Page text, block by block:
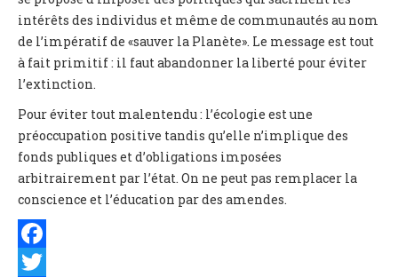
intérêts des individus et même de communautés au nom
de l’impératif de «sauver la Planète». Le message est tout
à fait primitif : il faut abandonner la liberté pour éviter
l’extinction.
Pour éviter tout malentendu : l’écologie est une
préoccupation positive tandis qu’elle n’implique des
fonds publiques et d’obligations imposées
arbitrairement par l’état. On ne peut pas remplacer la
conscience et l’éducation par des amendes.
Facebook